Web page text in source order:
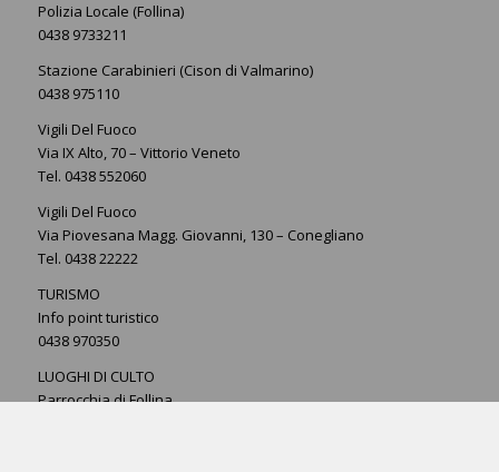
Polizia Locale (Follina)
0438 9733211
Stazione Carabinieri (Cison di Valmarino)
0438 975110
Vigili Del Fuoco
Via IX Alto, 70 – Vittorio Veneto
Tel. 0438 552060
Vigili Del Fuoco
Via Piovesana Magg. Giovanni, 130 – Conegliano
Tel. 0438 22222
TURISMO
Info point turistico
0438 970350
LUOGHI DI CULTO
Parrocchia di Follina